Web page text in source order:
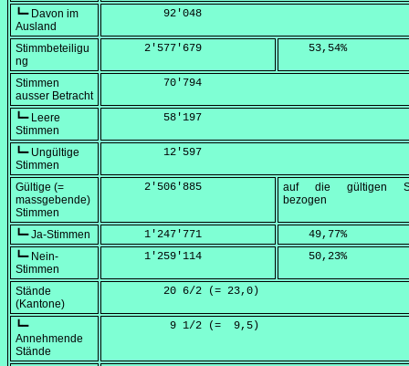
┗━ Davon im
Ausland
         92'048
Stimmbeteiligu
ng
      2'577'679
    53,54
%
Stimmen
ausser Betracht
         70'794
┗━ Leere
Stimmen
         58'197
┗━ Ungültige
Stimmen
         12'597
Gültige (=
massgebende)
Stimmen
      2'506'885
auf die gültigen
bezogen
┗━ Ja-Stimmen
      1'247'771
    49,77
%
┗━ Nein-
Stimmen
      1'259'114
    50,23
%
Stände
(Kantone)
         20 6/2 (=
23,0 )
┗━
Annehmende
Stände
          9 1/2 (=
  9,5
)